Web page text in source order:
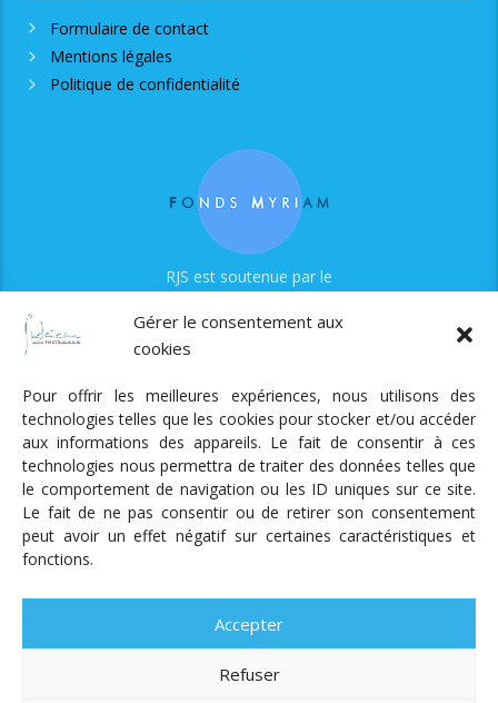
Gérer le consentement aux
cookies
Pour offrir les meilleures expériences, nous utilisons des
technologies telles que les cookies pour stocker et/ou accéder
aux informations des appareils. Le fait de consentir à ces
technologies nous permettra de traiter des données telles que
le comportement de navigation ou les ID uniques sur ce site.
Le fait de ne pas consentir ou de retirer son consentement
peut avoir un effet négatif sur certaines caractéristiques et
fonctions.
Accepter
Refuser
Formulaire de contact
Mentions légales
Politique de confidentialité
RJS est soutenue par le
Radio Judaica Strasbourg
Tous droits réservés
RADIO JUDAÏCA
ÉMISSIONS ET GRILLE DES PROGRAMMES
PODCASTS
UN DON
ADHÉRER MENTIONS LÉGALES
RÉAL.